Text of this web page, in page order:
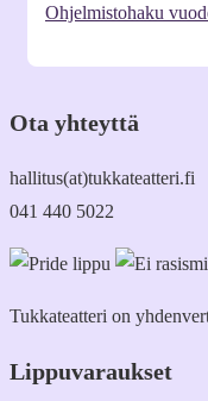
Ohjelmistohaku
Ota yhteyttä
hallitus(at)tukkateatteri.fi
041 440 5022
Tukkateatteri on
Lippuvaraukset